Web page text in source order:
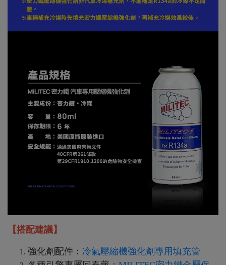
【搭配建議】
強化劑配件： 冷氣壓縮機強化劑專用填充管